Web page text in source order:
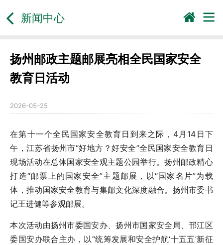
新闻中心
扬州邮政主题邮展亮相全民国家安全
教育日活动
2026-05-25
在第十一个全民国家安全教育日到来之际，4月14日下
午，江苏省扬州市“好地方？好安全”全民国家安全教育日
现场活动在总体国家安全观主题公园举行。扬州邮政精心
打造“邮票上的国家安全”主题邮展，以“国家名片”为载
体，推动国家安全教育与集邮文化深度融合。扬州市委书
记王进健等参观邮展。
本次活动由扬州市委国安办、扬州市国家安全局、邗江区
委国安办联合主办，以“统筹发展和安全护航‘十五五’新征